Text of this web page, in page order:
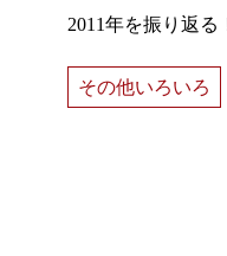
2011年を振り返
その他いろいろ